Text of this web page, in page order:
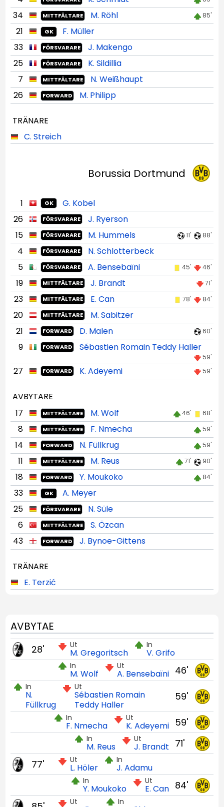
34 MITTFÄLTARE M. Röhl 85'
21 GK
F. Müller
33
FÖRSVARARE
J. Makengo
25
FÖRSVARARE
K. Sildillia
7
MITTFÄLTARE
N. Weißhaupt
26
FORWARD M. Philipp
TRÄNARE
C. Streich
Borussia Dortmund
1 GK
G. Kobel
26
FÖRSVARARE
J. Ryerson
15
FÖRSVARARE M. Hummels 11' 88'
4 FÖRSVARARE
N. Schlotterbeck
5
FÖRSVARARE A. Bensebaïni 45' 46'
19 MITTFÄLTARE J. Brandt 71'
23 MITTFÄLTARE E. Can 78' 84'
20 MITTFÄLTARE
M. Sabitzer
21
FORWARD D. Malen 60'
9 FORWARD Sébastien Romain Teddy Haller
59'
27 FORWARD K. Adeyemi 59'
AVBYTARE
17
MITTFÄLTARE M. Wolf 46' 68'
8 MITTFÄLTARE F. Nmecha 59'
14 FORWARD N. Füllkrug 59'
11 MITTFÄLTARE M. Reus 71' 90'
18 FORWARD Y. Moukoko 84'
33 GK
A. Meyer
25
FÖRSVARARE
N. Süle
6
MITTFÄLTARE
S. Özcan
43
FORWARD J. Bynoe-Gittens
TRÄNARE
E. Terzić
AVBYTAE
Ut
M. Gregoritsch
In
V. Grifo
28'
46'
Ut
A. Bensebaïni
In
M. Wolf
59'
Ut
Sébastien Romain
Teddy Haller
In
N.
Füllkrug
59'
Ut
K. Adeyemi
In
F. Nmecha
71'
Ut
J. Brandt
In
M. Reus
Ut
L. Höler
In
J. Adamu
77'
84'
Ut
E. Can
In
Y. Moukoko
Ut In